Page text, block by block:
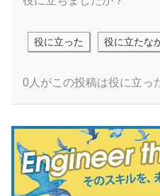
役に立った 役に立たな
0人がこの投稿は役に立っ